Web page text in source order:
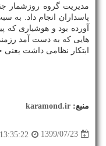
مدیریت گروه روزشمار
پاسداران انجام داد. به
آورده بود و هوشیاری که
هایی که به دست آمد
ابتکار نظامی داشت
منبع: karamond.ir
1399/07/23
13:35:22